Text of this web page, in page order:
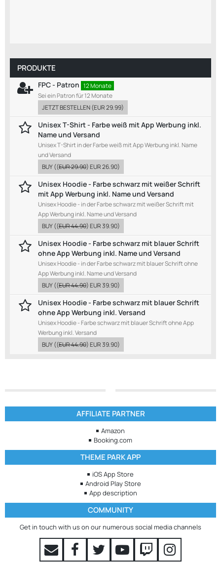
PRODUKTE
FPC - Patron 12 Monate
Sei ein Patron für 12 Monate
JETZT BESTELLEN(EUR 29.99)
Unisex T-Shirt - Farbe weiß mit App Werbung inkl.
Name und Versand
Unisex T-Shirt in der Farbe weiß mit App Werbung inkl. Name
und Versand
BUY((EUR 29.90)EUR 26.90)
Unisex Hoodie - Farbe schwarz mit weißer Schrift
mit App Werbung inkl. Name und Versand
Unisex Hoodie - in der Farbe schwarz mit weißer Schrift mit
App Werbung inkl. Name und Versand
BUY((EUR 44.90)EUR 39.90)
Unisex Hoodie - Farbe schwarz mit blauer Schrift
ohne App Werbung inkl. Name und Versand
Unisex Hoodie - in der Farbe schwarz mit blauer Schrift ohne
App Werbung inkl. Name und Versand
BUY((EUR 44.90)EUR 39.90)
Unisex Hoodie - Farbe schwarz mit blauer Schrift
ohne App Werbung inkl. Versand
Unisex Hoodie - Farbe schwarz mit blauer Schrift ohne App
Werbung inkl. Versand
BUY((EUR 44.90)EUR 39.90)
AFFILIATE PARTNER
Amazon
Booking.com
THEME PARK APP
iOS App Store
Android Play Store
App description
COMMUNITY
Get in touch with us on our numerous social media channels